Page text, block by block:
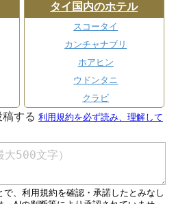
タイ国内のホテル
スコータイ
カンチャナブリ
ホアヒン
ウドンタニ
クラビ